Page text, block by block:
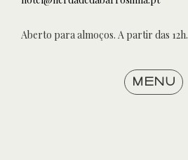
Aberto para almoços. A partir das 12h.
menu